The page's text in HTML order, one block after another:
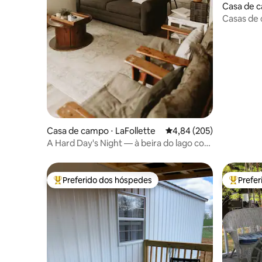
Casa de campo ⋅ LaFollette 4,84 de uma avaliação
4,84 (205)
A Hard Day's Night — à beira do lago com
Casa de
Casas
Entre os melhores preferidos dos hóspedes
Preferido dos hóspedes Entre os